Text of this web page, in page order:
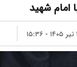
امام شهید